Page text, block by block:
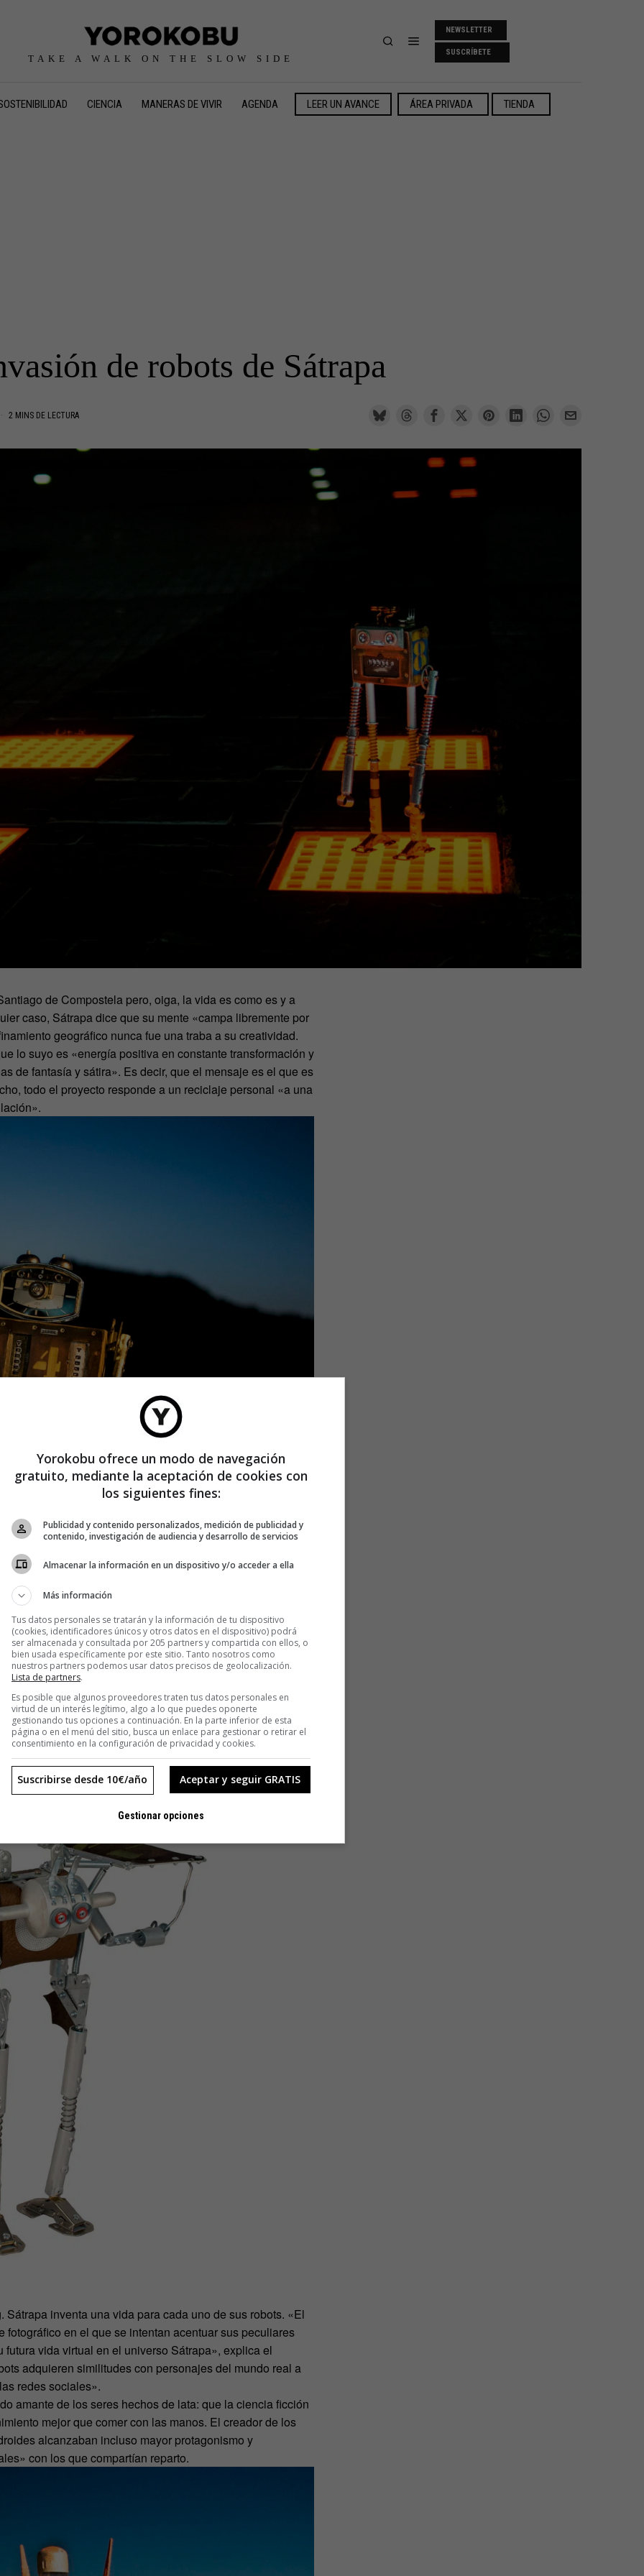
TAKE A WALK ON THE SLOW SIDE
NEWSLETTER
SUSCRÍBETE
CIENCIA MANERAS DE VIVIR AGENDA LEER UN AVANCE ÁREA PRIVADA TIENDA
de robots de Sátrapa
2 MINS DE LECTURA
de Compostela pero, oiga, la vida es como es y a
caso, Sátrapa dice que su mente «campa libremente por
geográfico nunca fue una traba a su creatividad.
lo suyo es «energía positiva en constante transformación y
de fantasía y sátira». Es decir, que el mensaje es el que es
todo el proyecto responde a un reciclaje personal «a una
a modo de cómics con una alta carga crítica.
aparecieron los primeros androides. «Ocurrió sin más»,
perfecta: crisis personal, crisis profesional y crisis
de Androides, una pequeña empresa que dio cobijo a los
del desguace de diversos aparatos y artilugios:
lámparas o maderas», dice.
inventa una vida para cada uno de sus robots. «El
en el que se intentan acentuar sus peculiares
vida virtual en el universo Sátrapa», explica el
adquieren similitudes con personajes del mundo real a
redes sociales».
amante de los seres hechos de lata: que la ciencia ficción
mejor que comer con las manos. El creador de los
alcanzaban incluso mayor protagonismo y
con los que compartían reparto.
Yorokobu ofrece un modo de navegación
gratuito, mediante la aceptación de cookies con
los siguientes fines:
Publicidad y contenido personalizados, medición de publicidad y
contenido, investigación de audiencia y desarrollo de servicios
Almacenar la información en un dispositivo y/o acceder a ella
Más información
Tus datos personales se tratarán y la información de tu dispositivo
(cookies, identificadores únicos y otros datos en el dispositivo) podrá
ser almacenada y consultada por 205 partners y compartida con ellos, o
bien usada específicamente por este sitio. Tanto nosotros como
nuestros partners podemos usar datos precisos de geolocalización.
Lista de partners.
Es posible que algunos proveedores traten tus datos personales en
virtud de un interés legítimo, algo a lo que puedes oponerte
gestionando tus opciones a continuación. En la parte inferior de esta
página o en el menú del sitio, busca un enlace para gestionar o retirar el
consentimiento en la configuración de privacidad y cookies.
Aceptar y seguir GRATIS
Suscribirse desde 10€/año
Gestionar opciones